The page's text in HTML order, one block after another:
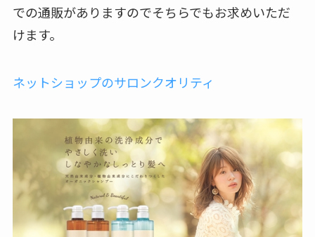
での通販がありますのでそちらでもお求めいただ
けます。
ネットショップのサロンクオリティ